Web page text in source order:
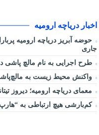
اخبار دریاچه ارومیه
حوضه آبریز دریاچه ارومیه
جاری
طرح اجرایی به نام مالچ پاشی
واکنش محیط زیست به
معمای دریاچه ارومیه؛ دیروز
کم‌بارشی هیچ ارتباطی به